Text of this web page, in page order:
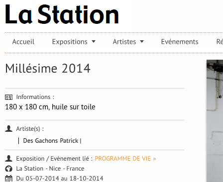
180 x 180 cm, huile sur toile